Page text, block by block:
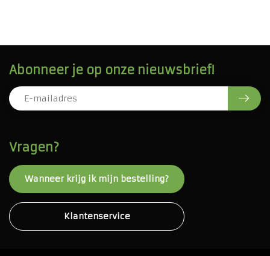
Vragen?
Wanneer krijg ik mijn bestelling?
Klantenservice
Abonneer je op onze nieuwsbrief!